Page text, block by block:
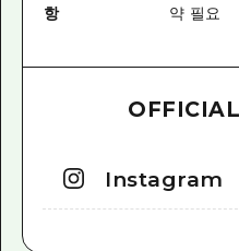
항
약 필요
Instagram